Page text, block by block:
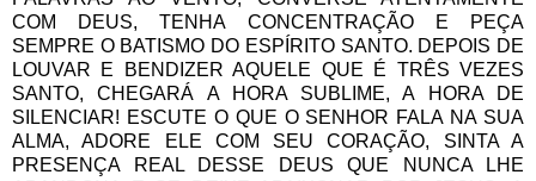
COM DEUS, TENHA CONCENTRAÇÃO E PEÇA
SEMPRE O BATISMO DO ESPÍRITO SANTO. DEPOIS DE
LOUVAR E BENDIZER AQUELE QUE É TRÊS VEZES
SANTO, CHEGARÁ A HORA SUBLIME, A HORA DE
SILENCIAR! ESCUTE O QUE O SENHOR FALA NA SUA
ALMA, ADORE ELE COM SEU CORAÇÃO, SINTA A
PRESENÇA REAL DESSE DEUS QUE NUNCA LHE